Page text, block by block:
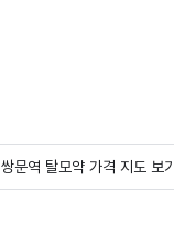
쌍문역 탈모약 가격 지도 보기